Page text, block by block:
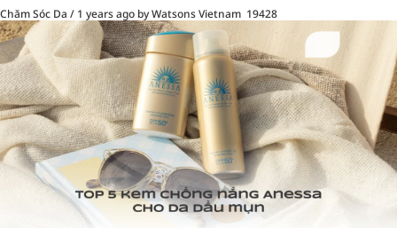
Chăm Sóc Da / 1 years ago by Watsons Vietnam 19428